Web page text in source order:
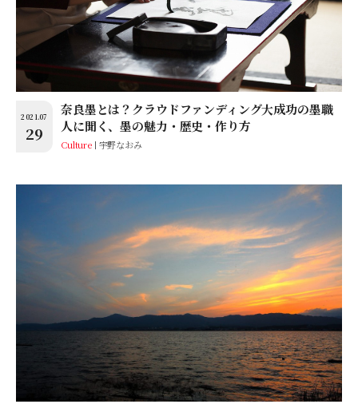
2021.07
29
奈良墨とは？クラウドファンディング大成功の墨職
人に聞く、墨の魅力・歴史・作り方
Culture 宇野なおみ